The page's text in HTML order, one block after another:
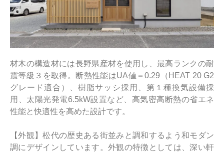
材木の構造材には長野県産材を使用し、最高ランクの耐
震等級３を取得。断熱性能はUA値＝0.29（HEAT 20 G2
グレード適合）、樹脂サッシ採用、第１種換気設備採
用、太陽光発電6.5kW設置など、高気密高断熱の省エネ
性能と快適性を高めた設計です。
【外観】松代の歴史ある街並みと調和するよう和モダン
調にデザインしています。外観の特徴としては、深い軒